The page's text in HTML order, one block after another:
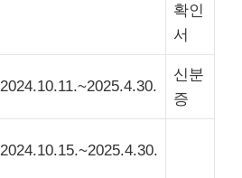
확인
서
2024.10.11.~2025.4.30.
신분
증
2024.10.15.~2025.4.30.